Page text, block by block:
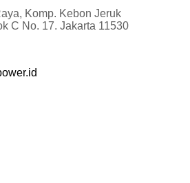
Komp. Kebon Jeruk
C No. 17. Jakarta 11530